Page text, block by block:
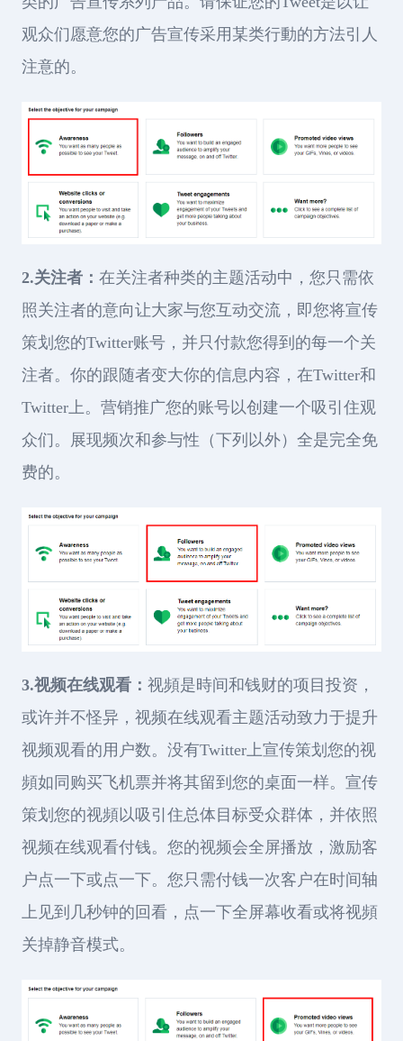
观众们愿意您的广告宣传采用某类行動的方法引人
注意的。
2.关注者： 在关注者种类的主题活动中，您只需依
照关注者的意向让大家与您互动交流，即您将宣传
策划您的Twitter账号，并只付款您得到的每一个关
注者。你的跟随者变大你的信息内容，在Twitter和
Twitter上。营销推广您的账号以创建一个吸引住观
众们。展现频次和参与性（下列以外）全是完全免
费的。
3.视频在线观看： 视頻是時间和钱财的项目投资，
或许并不怪异，视频在线观看主题活动致力于提升
视频观看的用户数。没有Twitter上宣传策划您的视
頻如同购买飞机票并将其留到您的桌面一样。宣传
策划您的视頻以吸引住总体目标受众群体，并依照
视频在线观看付钱。您的视频会全屏播放，激励客
户点一下或点一下。您只需付钱一次客户在时间轴
上见到几秒钟的回看，点一下全屏幕收看或将视頻
关掉静音模式。